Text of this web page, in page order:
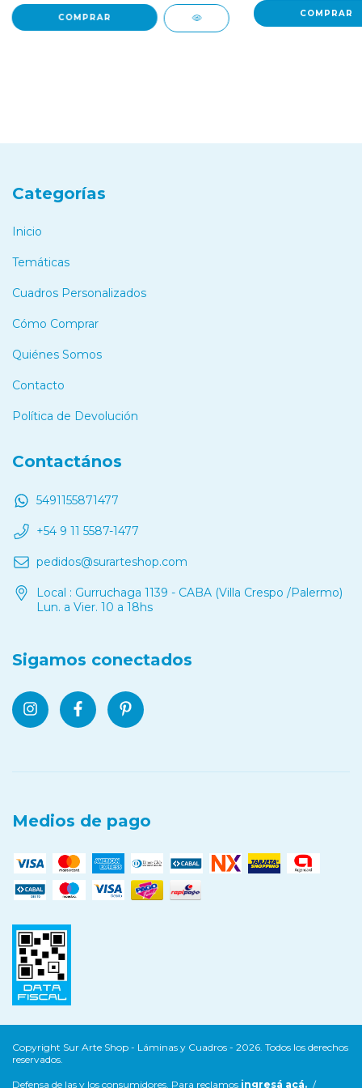
COMPRAR COMPRAR
Categorías
Inicio
Temáticas
Cuadros Personalizados
Cómo Comprar
Quiénes Somos
Contacto
Política de Devolución
Contactános
5491155871477
+54 9 11 5587-1477
pedidos@surarteshop.com
Local : Gurruchaga 1139 - CABA (Villa Crespo /Palermo)
Lun. a Vier. 10 a 18hs
Sigamos conectados
Medios de pago
Copyright Sur Arte Shop - Láminas y Cuadros - 2026. Todos los derechos
reservados.
Defensa de las y los consumidores. Para reclamos ingresá acá. /